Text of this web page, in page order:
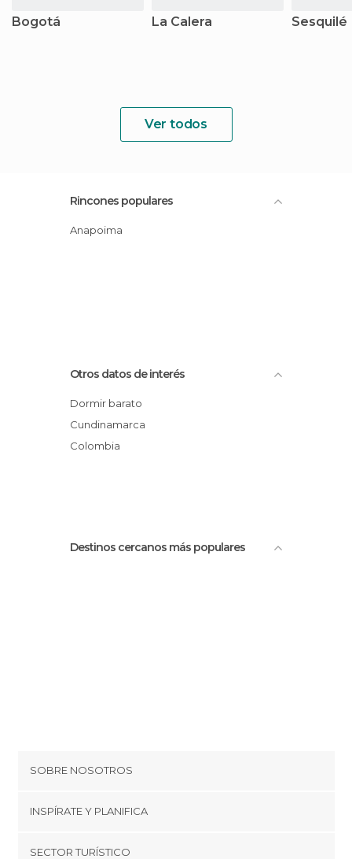
Bogotá La Calera Sesquilé
Ver todos
Rincones populares
Anapoima
Otros datos de interés
Dormir barato
Cundinamarca
Colombia
Destinos cercanos más populares
SOBRE NOSOTROS
Cookies
INSPÍRATE Y PLANIFICA
SECTOR TURÍSTICO